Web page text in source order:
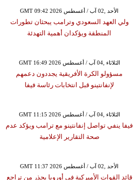
GMT 09:42 2026 الأحد ,02 آب / أغسطس
ولي العهد السعودي وترامب يبحثان تطورات
المنطقة ويؤكدان أهمية التهدئة
GMT 16:49 2026 الثلاثاء ,04 آب / أغسطس
مسؤولو الكرة الأفريقية يجددون دعمهم
لإنفانتينو قبل انتخابات رئاسة فيفا
GMT 11:15 2026 الثلاثاء ,04 آب / أغسطس
فيفا ينفي تواصل إنفانتينو مع ترامب ويؤكد عدم
صحة التقارير الإعلامية
GMT 11:37 2026 الأحد ,02 آب / أغسطس
قائد القوات الأميركية في أوروبا يحذر من تراجع